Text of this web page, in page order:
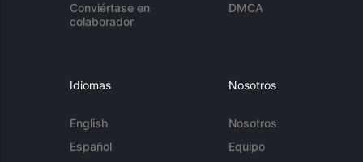
Conviértase en
colaborador
DMCA
Idiomas
English
Español
Nosotros
Nosotros
Equipo